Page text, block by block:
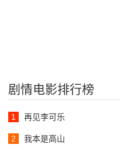
剧情电影排行榜
1 再见李可乐
2 我本是高山